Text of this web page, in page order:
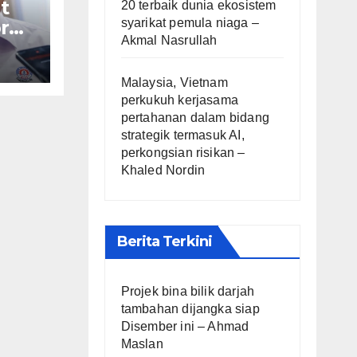
20 terbaik dunia ekosistem
syarikat pemula niaga –
Akmal Nasrullah
Malaysia, Vietnam
perkukuh kerjasama
pertahanan dalam bidang
strategik termasuk AI,
perkongsian risikan –
Khaled Nordin
Berita Terkini
Projek bina bilik darjah
tambahan dijangka siap
Disember ini – Ahmad
Maslan